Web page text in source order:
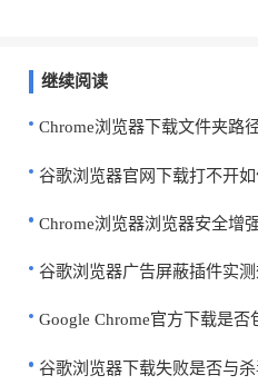
继续阅读
Chrome浏览器下载文件夹路
谷歌浏览器官网下载打不开
Chrome浏览器浏览器安全增
谷歌浏览器广告屏蔽插件实
Google Chrome官方下载是否
谷歌浏览器下载失败是否与